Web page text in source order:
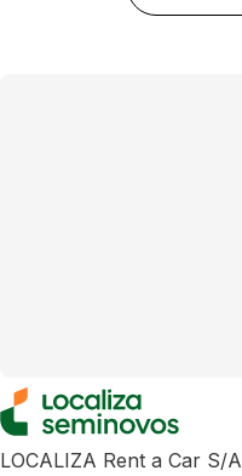
LOCALIZA Rent a Car S/A